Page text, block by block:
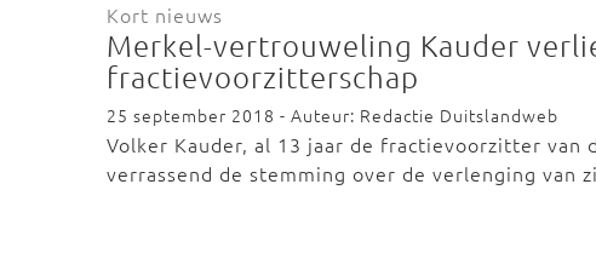
Kort nieuws
Merkel-vertrouweling Kauder
fractievoorzitterschap
25 september 2018 - Auteur: Redactie Duitslandweb
Volker Kauder, al 13 jaar de fractievoorzitter van
verrassend de stemming over de verlenging van